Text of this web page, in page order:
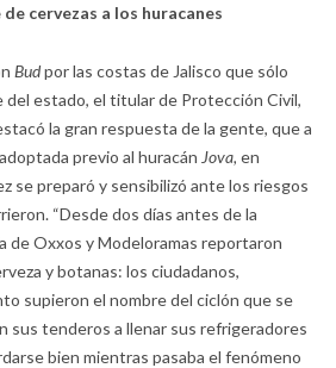
cervezas a los huracanes
Budpor las costas de Jalisco que sólo
del estado, el titular de Protección Civil,
la gran respuesta de la gente, que a
previo al huracán Jova, en
se preparó y sensibilizó ante los riesgos
“Desde dos días antes de la
de Oxxos y Modeloramas reportaron
y botanas: los ciudadanos,
supieron el nombre del ciclón que se
sus tenderos a llenar sus refrigeradores
bien mientras pasaba el fenómeno